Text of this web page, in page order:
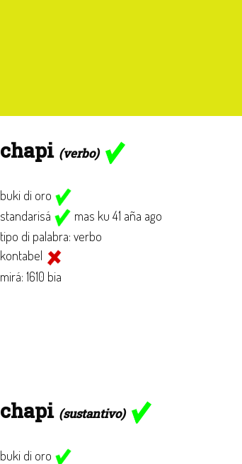
chapi (verbo)
buki di oro
standarisá
mas ku 41 aña ago
tipo di palabra: verbo
kontabel
mirá: 1610 bia
chapi (sustantivo)
buki di oro